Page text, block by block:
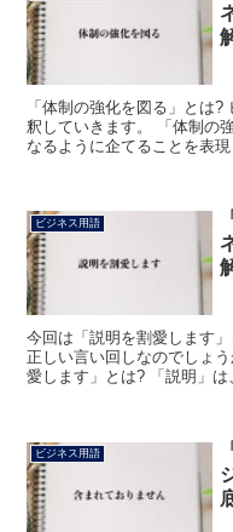
「体制の強化を図る」とは
釈していきます。 「体制の
なるように企てることを表
ビジネス用語
今回は「説明を割愛します
正しい言い回しなのでしょ
愛します」とは? 「説明」
ビジネス用語